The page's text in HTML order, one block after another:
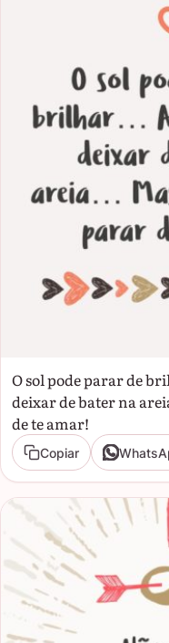
O sol pode parar de
deixar de bater na
de te amar!
Copiar